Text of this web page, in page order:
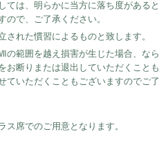
ては、明らかに当方に落ち度がある
で、ご了承ください。
れた慣習によるものと致します。
範囲を越え損害が生じた場合、な
断りまたは退出していただくことも
ていただくこともございますのでご了
席でのご用意となります。